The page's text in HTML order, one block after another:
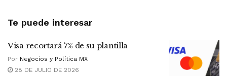
Te puede interesar
Visa recortará 7% de su plantilla
Por Negocios y Política MX
28 DE JULIO DE 2026